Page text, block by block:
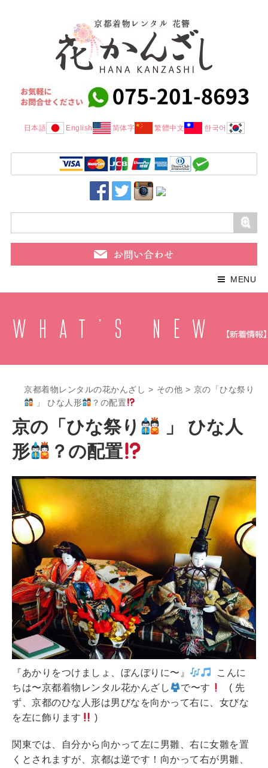
日本語 English 简体字 繁體中文 한국어
MENU
京都着物レンタルの花かんざし > その他 > 京の「ひな祭り
」 ひな人形
？の配置
京の「ひな祭り
」 ひな人
形
？の配置
『あかりをつけましょ、ぼんぼりに〜』
こんに
ちは〜京都着物レンタル花かんざし
で〜す
( 先
ず、京都のひな人形は男びなを向かって右に、女びな
を左に飾ります
)
関東では、自分から向かって左に男雛、右に女雛を置
くとされますが、京都は逆です！向かって右が男雛、